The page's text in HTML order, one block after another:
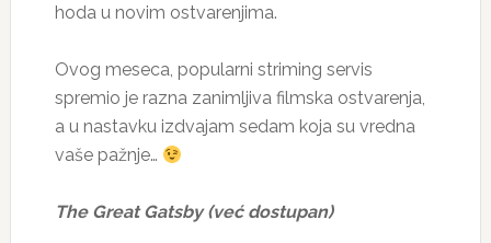
hoda u novim ostvarenjima.
Ovog meseca, popularni striming servis
spremio je razna zanimljiva filmska ostvarenja,
a u nastavku izdvajam sedam koja su vredna
vaše pažnje…
The Great Gatsby (već dostupan)